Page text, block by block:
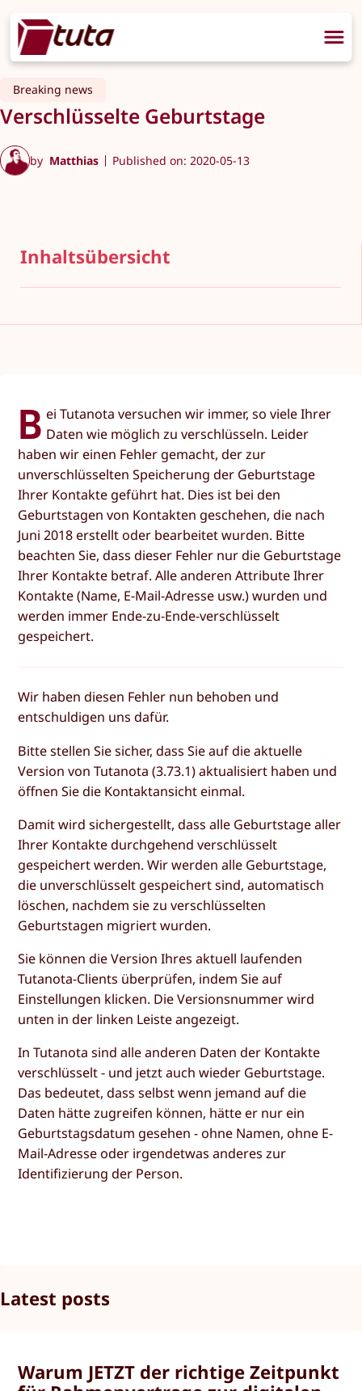
Breaking news
Verschlüsselte Geburtstage
by Matthias Published on: 2020-05-13
Inhaltsübersicht
B ei Tutanota versuchen wir immer, so viele Ihrer
Daten wie möglich zu verschlüsseln. Leider
haben wir einen Fehler gemacht, der zur
unverschlüsselten Speicherung der Geburtstage
Ihrer Kontakte geführt hat. Dies ist bei den
Geburtstagen von Kontakten geschehen, die nach
Juni 2018 erstellt oder bearbeitet wurden. Bitte
beachten Sie, dass dieser Fehler nur die Geburtstage
Ihrer Kontakte betraf. Alle anderen Attribute Ihrer
Kontakte (Name, E-Mail-Adresse usw.) wurden und
werden immer Ende-zu-Ende-verschlüsselt
gespeichert.
Wir haben diesen Fehler nun behoben und
entschuldigen uns dafür.
Bitte stellen Sie sicher, dass Sie auf die aktuelle
Version von Tutanota (3.73.1) aktualisiert haben und
öffnen Sie die Kontaktansicht einmal.
Damit wird sichergestellt, dass alle Geburtstage aller
Ihrer Kontakte durchgehend verschlüsselt
gespeichert werden. Wir werden alle Geburtstage,
die unverschlüsselt gespeichert sind, automatisch
löschen, nachdem sie zu verschlüsselten
Geburtstagen migriert wurden.
Sie können die Version Ihres aktuell laufenden
Tutanota-Clients überprüfen, indem Sie auf
Einstellungen klicken. Die Versionsnummer wird
unten in der linken Leiste angezeigt.
In Tutanota sind alle anderen Daten der Kontakte
verschlüsselt - und jetzt auch wieder Geburtstage.
Das bedeutet, dass selbst wenn jemand auf die
Daten hätte zugreifen können, hätte er nur ein
Geburtstagsdatum gesehen - ohne Namen, ohne E-
Mail-Adresse oder irgendetwas anderes zur
Identifizierung der Person.
Latest posts
Warum JETZT der richtige Zeitpunkt